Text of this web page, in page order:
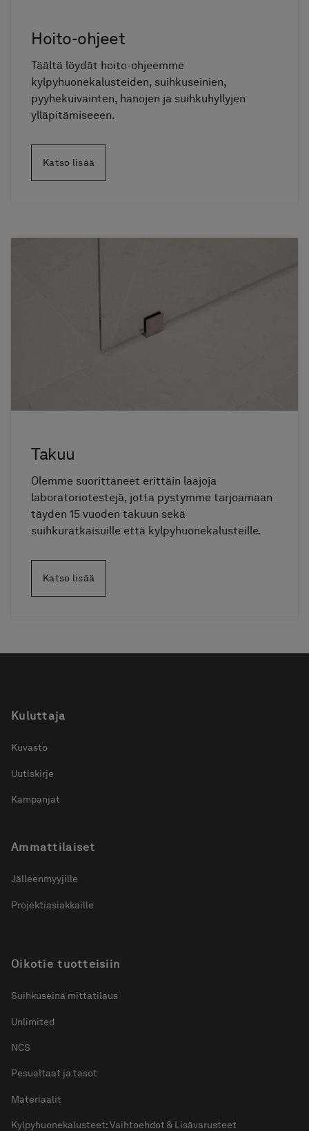
Hoito-ohjeet
Täältä löydät hoito-ohjeemme
kylpyhuonekalusteiden, suihkuseinien,
pyyhekuivainten, hanojen ja suihkuhyllyjen
ylläpitämiseeen.
Katso lisää
Takuu
Olemme suorittaneet erittäin laajoja
laboratoriotestejä, jotta pystymme tarjoamaan
täyden 15 vuoden takuun sekä
suihkuratkaisuille että kylpyhuonekalusteille.
Katso lisää
Kuluttaja
Kuvasto
Uutiskirje
Kampanjat
Ammattilaiset
Jälleenmyyjille
Projektiasiakkaille
Oikotie tuotteisiin
Suihkuseinä mittatilaus
Unlimited
NCS
Pesualtaat ja tasot
Materiaalit
Kylpyhuonekalusteet: Vaihtoehdot & Lisävarusteet